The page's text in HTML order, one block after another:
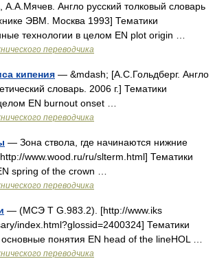
А.А.Мячев. Англо русский толковый словарь
ЭВМ. Москва 1993] Тематики
технологии в целом EN plot origin …
переводчика
кипения — &mdash; [А.С.Гольдберг. Англо
словарь. 2006 г.] Тематики
EN burnout onset …
переводчика
— Зона ствола, где начинаются нижние
www.wood.ru/ru/slterm.html] Тематики
spring of the crown …
переводчика
— (МСЭ Т G.983.2). [http://www.iks
index.html?glossid=2400324] Тематики
основные понятия EN head of the lineHOL …
переводчика